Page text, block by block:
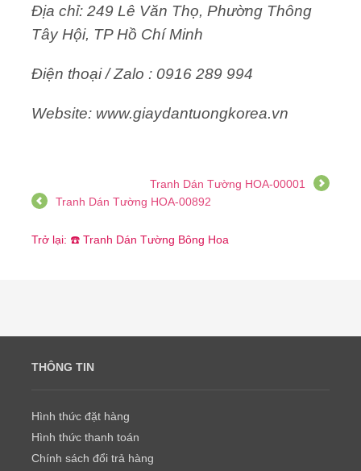
Địa chỉ: 249 Lê Văn Thọ, Phường Thông
Tây Hội, TP Hồ Chí Minh
Điện thoại / Zalo : 0916 289 994
Website: www.giaydantuongkorea.vn
Tranh Dán Tường HOA-00001
Tranh Dán Tường HOA-00892
Trở lại: ☎️ Tranh Dán Tường Bông Hoa
THÔNG TIN
Hình thức đặt hàng
Hình thức thanh toán
Chính sách đổi trả hàng